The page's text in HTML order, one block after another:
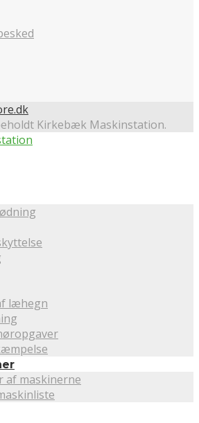
Kirkebæk Maskinstation.
læhegn
af maskinerne